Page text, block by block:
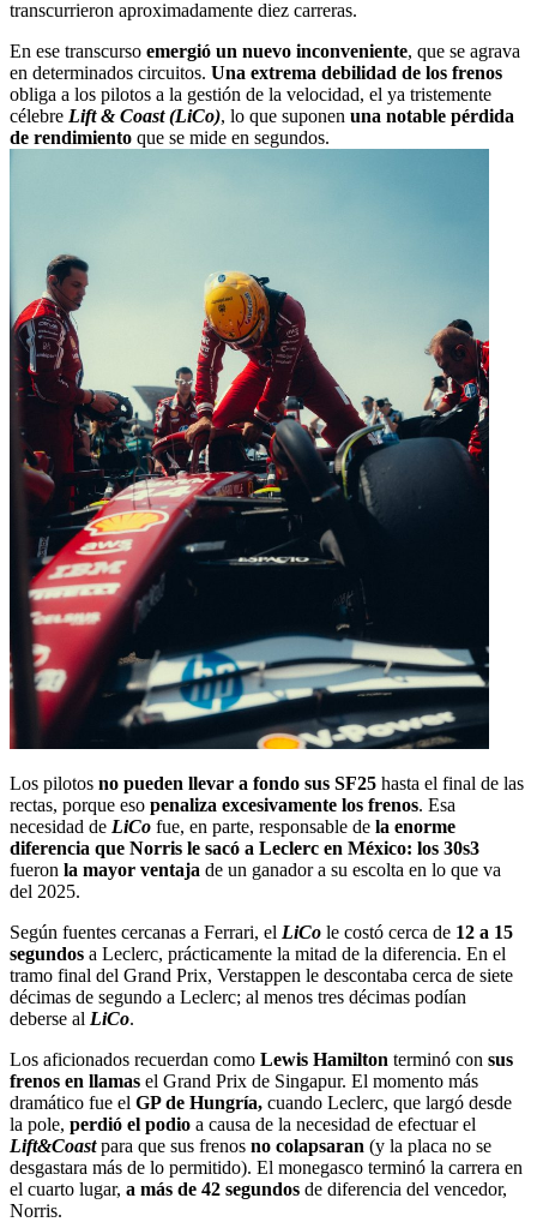
transcurrieron aproximadamente diez carreras.
En ese transcurso emergió un nuevo inconveniente, que se agrava
en determinados circuitos. Una extrema debilidad de los frenos
obliga a los pilotos a la gestión de la velocidad, el ya tristemente
célebre Lift & Coast (LiCo), lo que suponen una notable pérdida
de rendimiento que se mide en segundos.
Los pilotos no pueden llevar a fondo sus SF25 hasta el final de las
rectas, porque eso penaliza excesivamente los frenos. Esa
necesidad de LiCo fue, en parte, responsable de la enorme
diferencia que Norris le sacó a Leclerc en México: los 30s3
fueron la mayor ventaja de un ganador a su escolta en lo que va
del 2025.
Según fuentes cercanas a Ferrari, el LiCo le costó cerca de 12 a 15
segundos a Leclerc, prácticamente la mitad de la diferencia. En el
tramo final del Grand Prix, Verstappen le descontaba cerca de siete
décimas de segundo a Leclerc; al menos tres décimas podían
deberse al LiCo.
Los aficionados recuerdan como Lewis Hamilton terminó con sus
frenos en llamas el Grand Prix de Singapur. El momento más
dramático fue el GP de Hungría, cuando Leclerc, que largó desde
la pole, perdió el podio a causa de la necesidad de efectuar el
Lift&Coastpara que sus frenos no colapsaran (y la placa no se
desgastara más de lo permitido). El monegasco terminó la carrera en
el cuarto lugar, a más de 42 segundos de diferencia del vencedor,
Norris.